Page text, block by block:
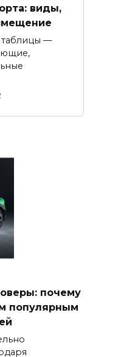
виды,
—
почему
популярным